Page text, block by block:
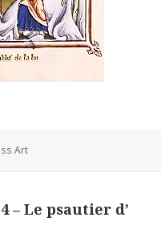
Art
– Le psautier d’